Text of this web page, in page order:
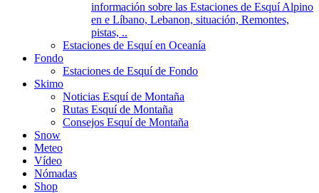
información sobre las Estaciones de Esquí Alpino
en e Líbano, Lebanon, situación, Remontes,
pistas, ..
Estaciones de Esquí en Oceanía
Fondo
Estaciones de Esquí de Fondo
Skimo
Noticias Esquí de Montaña
Rutas Esquí de Montaña
Consejos Esquí de Montaña
Snow
Meteo
Vídeo
Nómadas
Shop